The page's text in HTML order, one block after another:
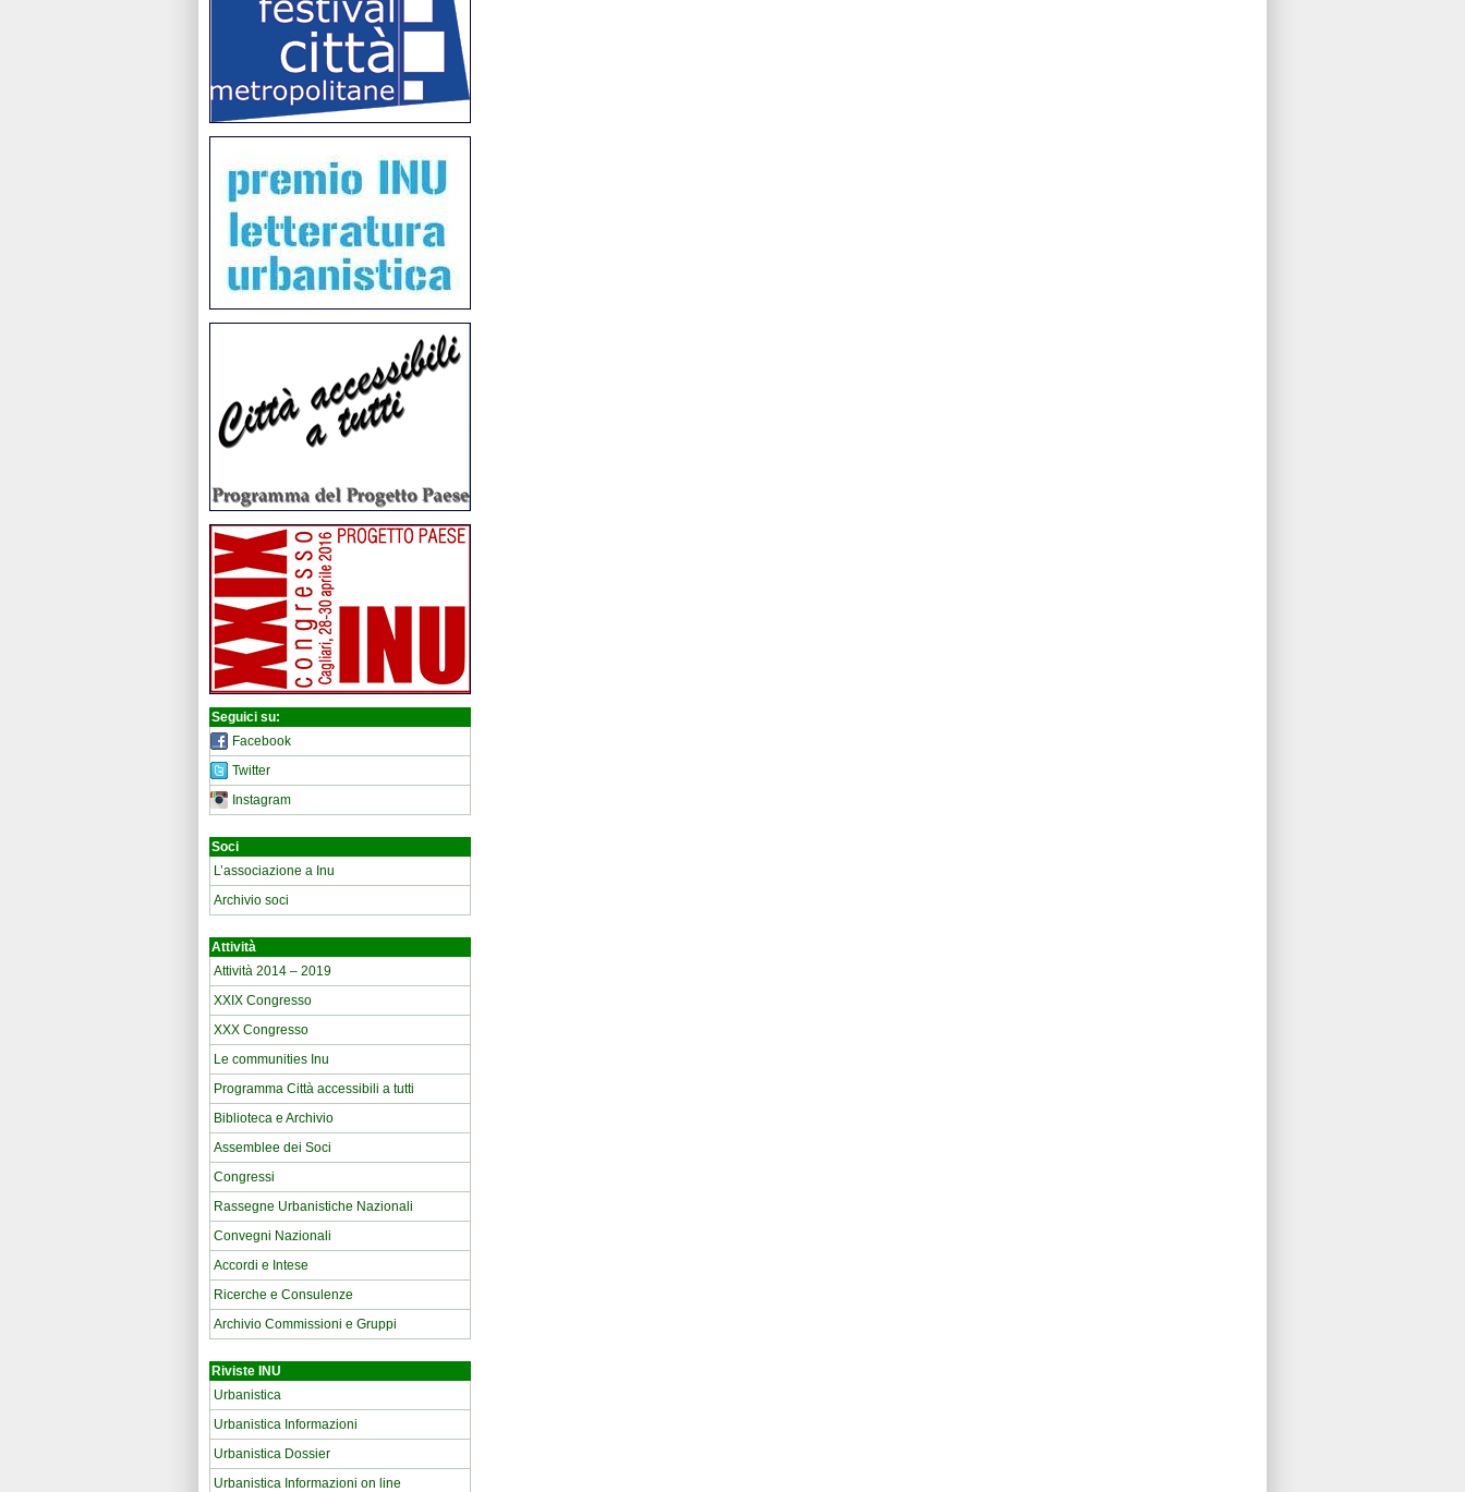
Seguici su:
Facebook
Twitter
Instagram
Soci
L’associazione a Inu
Archivio soci
Attività
Attività 2014 – 2019
XXIX Congresso
XXX Congresso
Le communities Inu
Programma Città accessibili a tutti
Biblioteca e Archivio
Assemblee dei Soci
Congressi
Rassegne Urbanistiche Nazionali
Convegni Nazionali
Accordi e Intese
Ricerche e Consulenze
Archivio Commissioni e Gruppi
Riviste INU
Urbanistica
Urbanistica Informazioni
Urbanistica Dossier
Urbanistica Informazioni on line